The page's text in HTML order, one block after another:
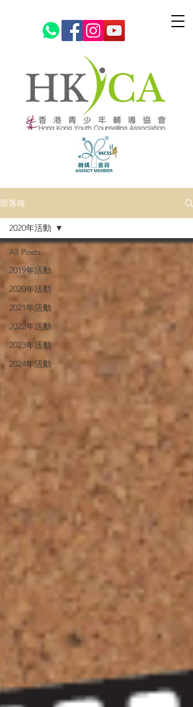
部落格
All Posts
2019年活動
2020年活動
2021年活動
2022年活動
2023年活動
2024年活動
2020年活動